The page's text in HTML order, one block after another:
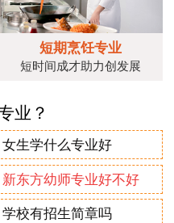
短期烹饪专业
短时间成才助力创发展
业？
女生学什么专业好
新东方幼师专业好不好
学校有招生简章吗